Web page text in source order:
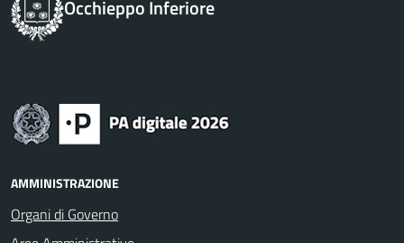
Occhieppo Inferiore
AMMINISTRAZIONE
Organi di Governo